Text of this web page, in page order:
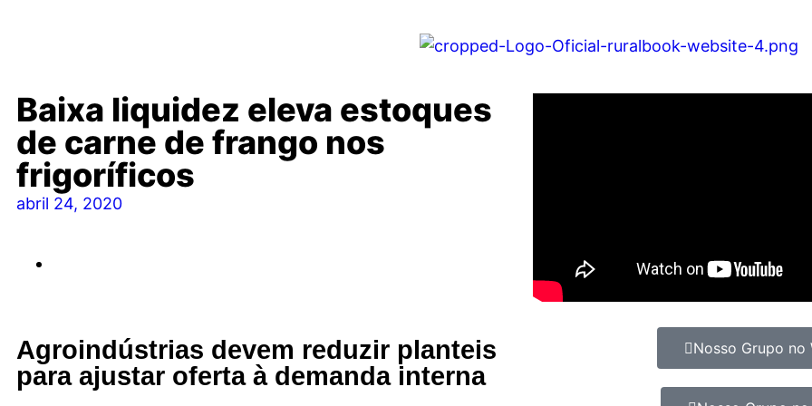
Baixa liquidez eleva estoques
de carne de frango nos
frigoríficos
abril 24, 2020
Agroindústrias devem reduzir planteis
para ajustar oferta à demanda interna
Nosso Grupo no